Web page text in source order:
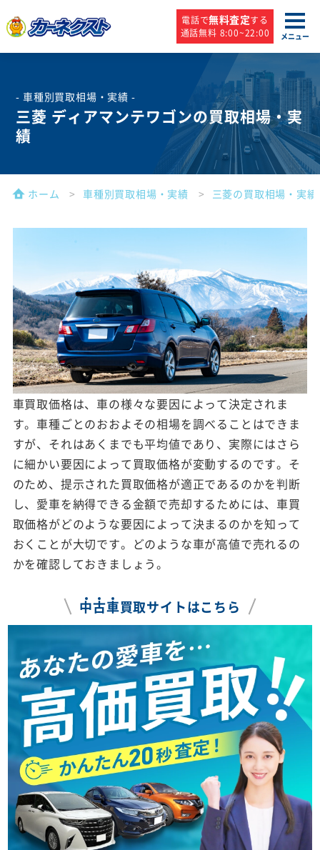
電話で無料査定する
通話無料 8:00~22:00
メニュー
- 車種別買取相場・実績 -
三菱 ディアマンテワゴンの買取相場・実
績
ホーム 車種別買取相場・実績 三菱の買取相場・実績
車買取価格は、車の様々な要因によって決定されま
す。車種ごとのおおよその相場を調べることはできま
すが、それはあくまでも平均値であり、実際にはさら
に細かい要因によって買取価格が変動するのです。そ
のため、提示された買取価格が適正であるのかを判断
し、愛車を納得できる金額で売却するためには、車買
取価格がどのような要因によって決まるのかを知って
おくことが大切です。どのような車が高値で売れるの
かを確認しておきましょう。
中古車買取サイトはこちら